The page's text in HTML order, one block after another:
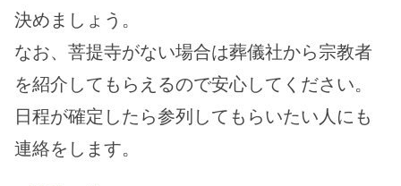
決めましょう。
なお、菩提寺がない場合は葬儀社から宗教者
を紹介してもらえるので安心してください。
日程が確定したら参列してもらいたい人にも
連絡をします。